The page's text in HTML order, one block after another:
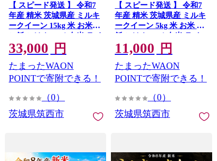
【 スピード発送 】 令和7
年産 精米 茨城県産 ミルキ
ークイーン 15kg 米 お米
ご飯 ごはん コメ 白米 ライ
ス みるきーくいーん ミル
キー クイーン 7営業日以内
発送 すぐ届く すぐ発送 米
15kg 15キロ 銘柄米 茨城県
茨城県産 国産 産地直送 ※
33,000 円
たまったWAON
POINTで寄附できる！
（0）
茨城県筑西市
【 スピード発送 】 令和7
年産 精米 茨城県産 ミルキ
ークイーン 5kg 米 お米 ご
飯 ごはん コメ 白米 ライス
みるきーくいーん ミルキ
ー クイーン 7営業日以内発
送 すぐ届く すぐ発送 米
5kg 5キロ 銘柄米 茨城県
茨城県産 国産 産地直送 ※
11,000 円
たまったWAON
POINTで寄附できる！
（0）
茨城県筑西市